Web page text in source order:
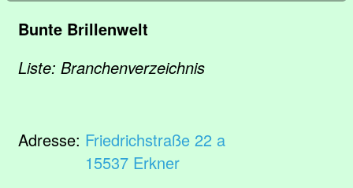
Bunte Brillenwelt
Liste: Branchenverzeichnis
Adresse: Friedrichstraße 22 a
15537 Erkner